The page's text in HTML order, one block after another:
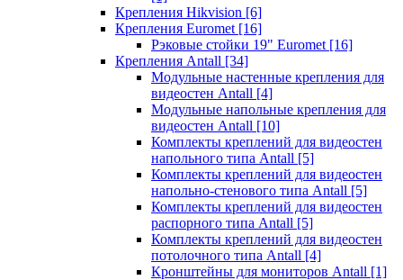
Крепления Hikvision [6]
Крепления Euromet [16]
Рэковые стойки 19" Euromet [16]
Крепления Antall [34]
Модульные настенные крепления для
видеостен Antall [4]
Модульные напольные крепления для
видеостен Antall [10]
Комплекты креплений для видеостен
напольного типа Antall [5]
Комплекты креплений для видеостен
напольно-стенового типа Antall [5]
Комплекты креплений для видеостен
распорного типа Antall [5]
Комплекты креплений для видеостен
потолочного типа Antall [4]
Кронштейны для мониторов Antall [1]